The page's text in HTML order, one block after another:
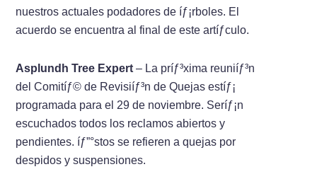
nuestros actuales podadores de íƒ¡rboles. El
acuerdo se encuentra al final de este artíƒ­culo.
Asplundh Tree Expert – La príƒ³xima reuniíƒ³n
del Comitíƒ© de Revisiíƒ³n de Quejas estíƒ¡
programada para el 29 de noviembre. Seríƒ¡n
escuchados todos los reclamos abiertos y
pendientes. íƒ”°stos se refieren a quejas por
despidos y suspensiones.